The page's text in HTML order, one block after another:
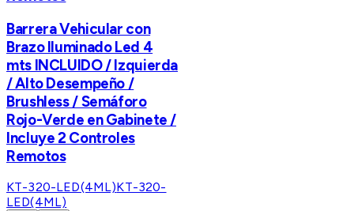
Barrera Vehicular con
Brazo Iluminado Led 4
mts INCLUIDO / Izquierda
/ Alto Desempeño /
Brushless / Semáforo
Rojo-Verde en Gabinete /
Incluye 2 Controles
Remotos
KT-320-LED(4ML)KT-320-
LED(4ML)